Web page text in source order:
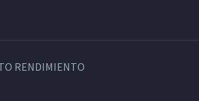
RENDIMIENTO